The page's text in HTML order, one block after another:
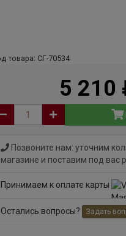
товара: СГ-70534
5 210
Позвоните нам: уточним
магазине и поставим под вас
Принимаем к оплате карты
Остались вопросы? Задать